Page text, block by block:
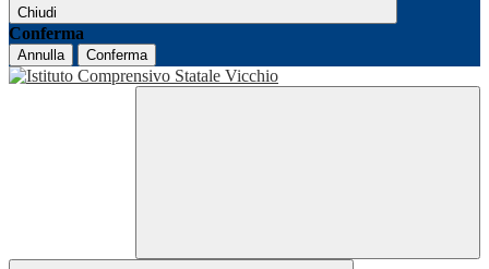
Chiudi
Conferma
Annulla Conferma